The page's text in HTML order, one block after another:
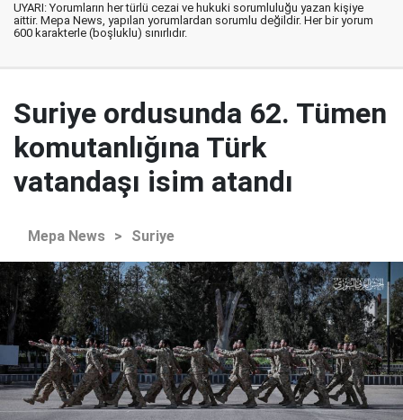
UYARI: Yorumların her türlü cezai ve hukuki sorumluluğu yazan kişiye
aittir. Mepa News, yapılan yorumlardan sorumlu değildir. Her bir yorum
600 karakterle (boşluklu) sınırlıdır.
Suriye ordusunda 62. Tümen
komutanlığına Türk
vatandaşı isim atandı
Mepa News > Suriye